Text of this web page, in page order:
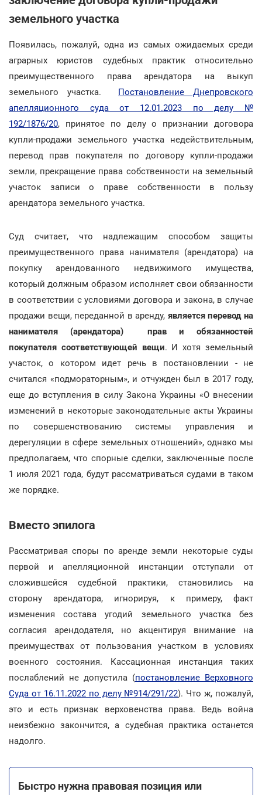
земельного участка
Появилась, пожалуй, одна из самых ожидаемых среди
аграрных юристов судебных практик относительно
преимущественного права арендатора на выкуп
земельного участка. Постановление Днепровского
апелляционного суда от 12.01.2023 по делу №
192/1876/20, принятое по делу о признании договора
купли-продажи земельного участка недействительным,
перевод прав покупателя по договору купли-продажи
земли, прекращение права собственности на земельный
участок записи о праве собственности в пользу
арендатора земельного участка.
Суд считает, что надлежащим способом защиты
преимущественного права нанимателя (арендатора) на
покупку арендованного недвижимого имущества,
который должным образом исполняет свои обязанности
в соответствии с условиями договора и закона, в случае
продажи вещи, переданной в аренду, является перевод на
нанимателя (арендатора) прав и обязанностей
покупателя соответствующей вещи. И хотя земельный
участок, о котором идет речь в постановлении - не
считался «подмораторным», и отчужден был в 2017 году,
еще до вступления в силу Закона Украины «О внесении
изменений в некоторые законодательные акты Украины
по совершенствованию системы управления и
дерегуляции в сфере земельных отношений», однако мы
предполагаем, что спорные сделки, заключенные после
1 июля 2021 года, будут рассматриваться судами в таком
же порядке.
Вместо эпилога
Рассматривая споры по аренде земли некоторые суды
первой и апелляционной инстанции отступали от
сложившейся судебной практики, становились на
сторону арендатора, игнорируя, к примеру, факт
изменения состава угодий земельного участка без
согласия арендодателя, но акцентируя внимание на
преимуществах от пользования участком в условиях
военного состояния. Кассационная инстанция таких
послаблений не допустила (постановление Верховного
Суда от 16.11.2022 по делу №914/291/22). Что ж, пожалуй,
это и есть признак верховенства права. Ведь война
неизбежно закончится, а судебная практика останется
надолго.
Быстро нужна правовая позиция или